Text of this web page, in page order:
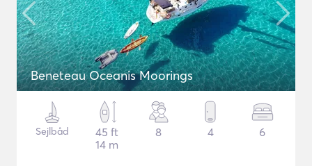
Beneteau Oceanis Moorings
Sejlbåd
45 ft
14 m
8 4 6